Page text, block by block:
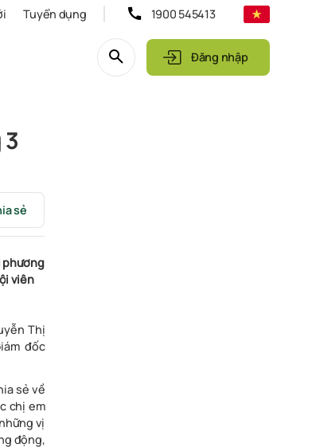
Tuyển dụng 1900 545413
Đăng nhập
sẻ
phương
i viên
Thị
iám đốc
sẻ về
c chị em
những vị
g động,